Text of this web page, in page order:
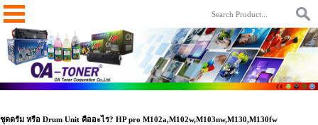
ชุดดรัม หรือ Drum Unit คืออะไร? HP pro M102a,M102w,M103nw,M130,M130fw